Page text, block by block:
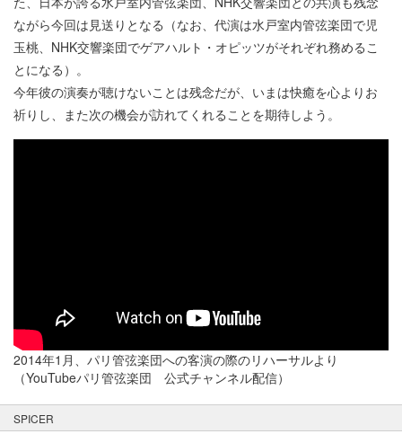
ながら今回は見送りとなる（なお、代演は水戸室内管弦楽団で児
玉桃、NHK交響楽団でゲアハルト・オピッツがそれぞれ務めるこ
とになる）。
今年彼の演奏が聴けないことは残念だが、いまは快癒を心よりお
祈りし、また次の機会が訪れてくれることを期待しよう。
2014年1月、パリ管弦楽団への客演の際のリハーサルより
（YouTubeパリ管弦楽団 公式チャンネル配信）
SPICER